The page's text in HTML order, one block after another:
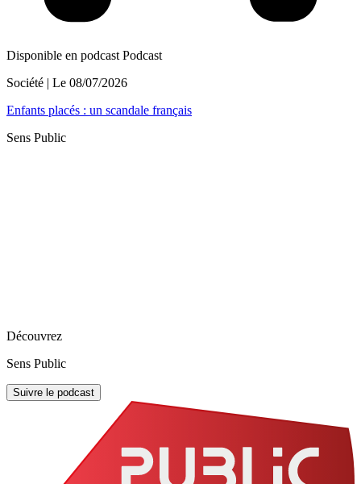
Disponible en podcast Podcast
Société | Le 08/07/2026
Enfants placés : un scandale français
Sens Public
Découvrez
Sens Public
Suivre le podcast